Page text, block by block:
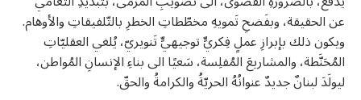
عن الحقيقة، وبفَضحِ تَمويهِ مخطّطاتِ الخطرِ بالتّلفيقاتِ والأوهام.
ويكون ذلك بإبرازِ عملٍ فِكريٍّ توجيهيٍّ تَنويريّ، يُلغي العقليّاتِ
المُحَنَّطة، والمشاريعَ المُفلِسة، سَعيًا الى بناءِ الإنسانِ المُواطن،
ليولَدَ لبنانٌ جديدٌ عنوانُهُ الحريّةُ والكرامةُ والحقّ.